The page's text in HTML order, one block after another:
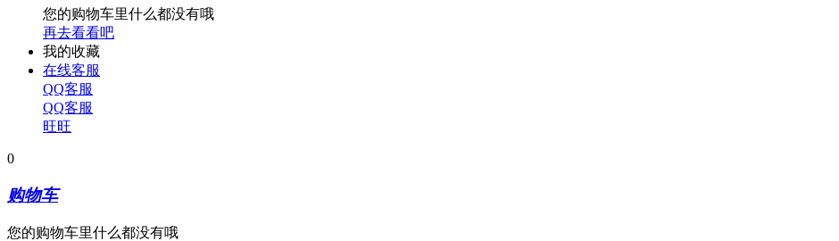
您的购物车里什么都没有哦
再去看看吧
我的收藏
在线客服
QQ客服
QQ客服
旺旺
0
购物车
您的购物车里什么都没有哦